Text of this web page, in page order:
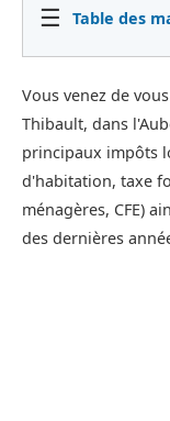
☰ Table des
Vous venez de
Thibault, dans
principaux impôts
d'habitation, taxe
ménagères, CFE)
des dernières